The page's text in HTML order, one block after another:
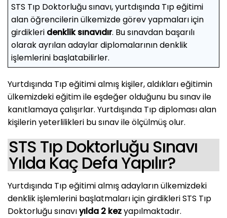
STS Tıp Doktorluğu sınavı, yurtdışında Tıp eğitimi
alan öğrencilerin ülkemizde görev yapmaları için
girdikleri denklik sınavıdır. Bu sınavdan başarılı
olarak ayrılan adaylar diplomalarının denklik
işlemlerini başlatabilirler.
Yurtdışında Tıp eğitimi almış kişiler, aldıkları eğitimin
ülkemizdeki eğitim ile eşdeğer olduğunu bu sınav ile
kanıtlamaya çalışırlar. Yurtdışında Tıp diploması alan
kişilerin yeterlilikleri bu sınav ile ölçülmüş olur.
STS Tıp Doktorluğu Sınavı
Yılda Kaç Defa Yapılır?
Yurtdışında Tıp eğitimi almış adayların ülkemizdeki
denklik işlemlerini başlatmaları için girdikleri STS Tıp
Doktorluğu sınavıyılda 2 kezyapılmaktadır.